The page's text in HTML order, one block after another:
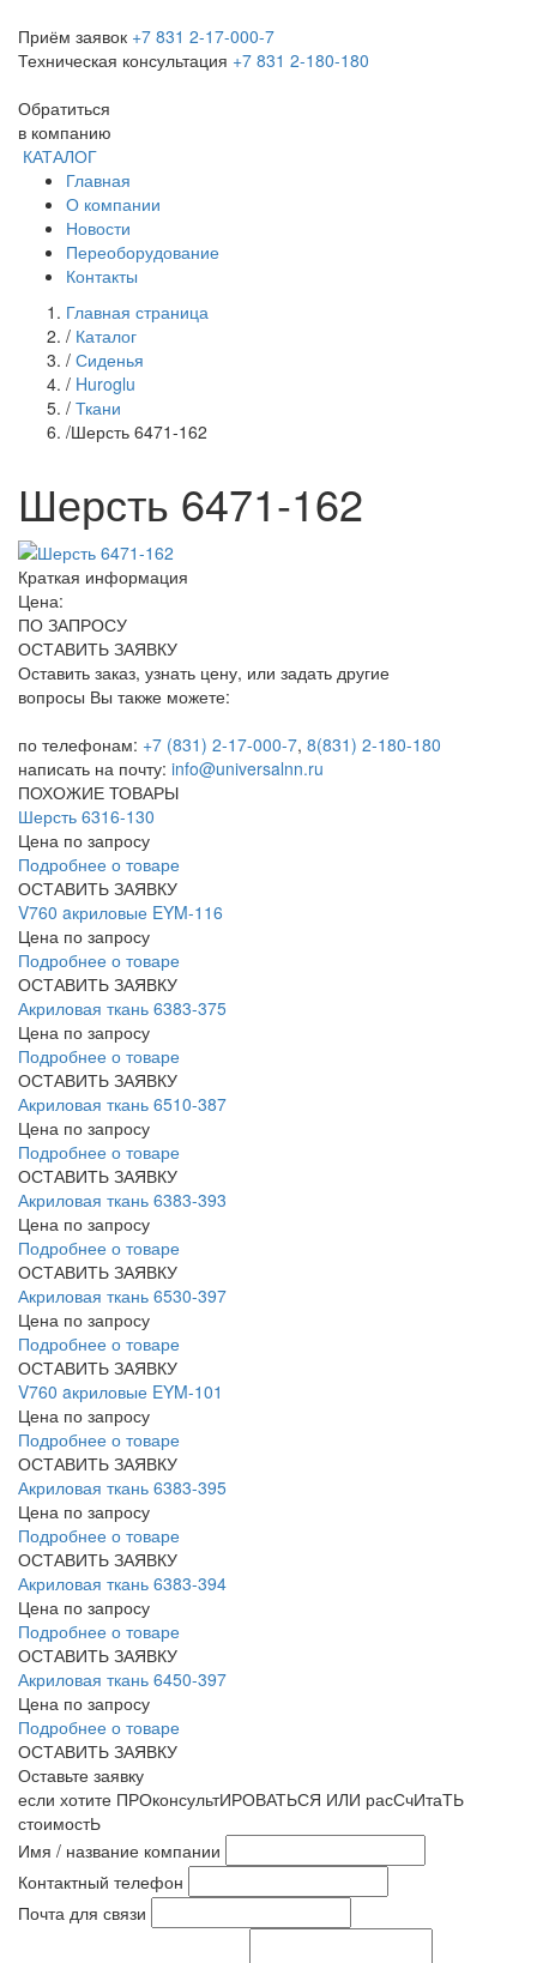
Приём заявок +7 831 2-17-000-7
Техническая консультация +7 831 2-180-180
Обратиться
в компанию
КАТАЛОГ
Главная
О компании
Новости
Переоборудование
Контакты
Главная страница
/ Каталог
/ Сиденья
/ Huroglu
/ Ткани
/Шерсть 6471-162
Шерсть 6471-162
Краткая информация
Цена:
ПО ЗАПРОСУ
ОСТАВИТЬ ЗАЯВКУ
Оставить заказ, узнать цену, или задать другие
вопросы Вы также можете:
по телефонам: +7 (831) 2-17-000-7, 8(831) 2-180-180
написать на почту: info@universalnn.ru
ПОХОЖИЕ ТОВАРЫ
Шерсть 6316-130
Цена по запросу
Подробнее о товаре
ОСТАВИТЬ ЗАЯВКУ
V760 aкриловые EYM-116
Цена по запросу
Подробнее о товаре
ОСТАВИТЬ ЗАЯВКУ
Акриловая ткань 6383-375
Цена по запросу
Подробнее о товаре
ОСТАВИТЬ ЗАЯВКУ
Акриловая ткань 6510-387
Цена по запросу
Подробнее о товаре
ОСТАВИТЬ ЗАЯВКУ
Акриловая ткань 6383-393
Цена по запросу
Подробнее о товаре
ОСТАВИТЬ ЗАЯВКУ
Акриловая ткань 6530-397
Цена по запросу
Подробнее о товаре
ОСТАВИТЬ ЗАЯВКУ
V760 aкриловые EYM-101
Цена по запросу
Подробнее о товаре
ОСТАВИТЬ ЗАЯВКУ
Акриловая ткань 6383-395
Цена по запросу
Подробнее о товаре
ОСТАВИТЬ ЗАЯВКУ
Акриловая ткань 6383-394
Цена по запросу
Подробнее о товаре
ОСТАВИТЬ ЗАЯВКУ
Акриловая ткань 6450-397
Цена по запросу
Подробнее о товаре
ОСТАВИТЬ ЗАЯВКУ
Оставьте заявку
если хотите ПРОконсультИРОВАТЬСЯ ИЛИ расСчИтаТЬ
стоимостЬ
Имя / название компании
Контактный телефон
Почта для связи